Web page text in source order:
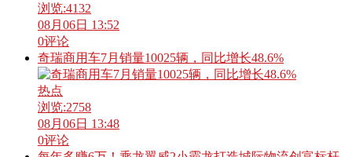
浏览:4132
08月06日 13:52
0评论
奇瑞商用车7月销量10025辆，同比增长48.6%
热点
浏览:2758
08月06日 13:48
0评论